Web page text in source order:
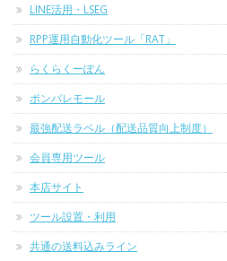
LINE活用・LSEG
RPP運用自動化ツール「RAT」
らくらくーぽん
ポンパレモール
最強配送ラベル（配送品質向上制度）
会員専用ツール
本店サイト
ツール設置・利用
共通の送料込みライン